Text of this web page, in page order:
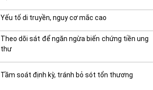
Yếu tố di truyền, nguy cơ mắc cao
Theo dõi sát để ngăn ngừa biến chứng tiền ung
thư
Tầm soát định kỳ, tránh bỏ sót tổn thương